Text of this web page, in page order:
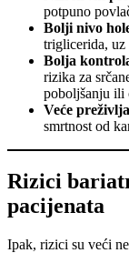
potpuno
Bolji nivo
triglicerida,
Bolja
rizika za
poboljšanju ili
Veće
smrtnost od
Rizici
pacijenata
Ipak, rizici su veći